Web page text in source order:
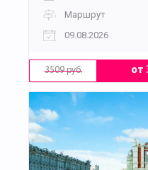
Маршрут
09.08.2026
3509 руб. от